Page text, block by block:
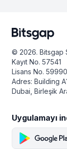
Mevcut
uyan
yapın.
varlıkla,
fiyat
para birimini
veya başka bir
piyasaları
volatilitesinden
© 2026. Bitsgap
Kayıt No. 57541
Lisans No. 59990
Adres: Building
Dubai, Birleşik
Uygulamayı